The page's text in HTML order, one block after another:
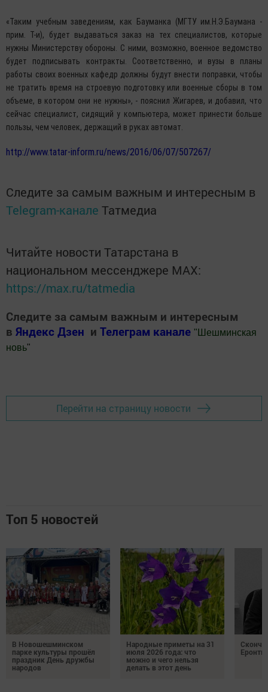
«Таким учебным заведениям, как Бауманка (МГТУ им.Н.Э.Баумана -
прим. Т-и), будет выдаваться заказ на тех специалистов, которые
нужны Министерству обороны. С ними, возможно, военное ведомство
будет подписывать контракты. Соответственно, и вузы в планы
работы своих военных кафедр должны будут внести поправки, чтобы
не тратить время на строевую подготовку или военные сборы в том
объеме, в котором они не нужны», - пояснил Жигарев, и добавил, что
сейчас специалист, сидящий у компьютера, может принести больше
пользы, чем человек, держащий в руках автомат.
http://www.tatar-inform.ru/news/2016/06/07/507267/
Следите за самым важным и интересным в
Telegram-канале Татмедиа
Читайте новости Татарстана в
национальном мессенджере MАХ:
https://max.ru/tatmedia
Следите за самым важным и интересным
в Яндекс Дзен и Телеграм канале " Шешминская
новь"
Перейти на страницу новости
Топ 5 новостей
В Новошешминском
парке культуры прошёл
праздник День дружбы
народов
Народные приметы на 31
июля 2026 года: что
можно и чего нельзя
делать в этот день